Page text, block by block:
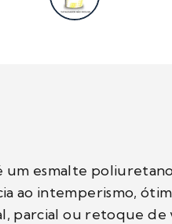
esmalte
ao intemperismo,
parcial ou retoque de